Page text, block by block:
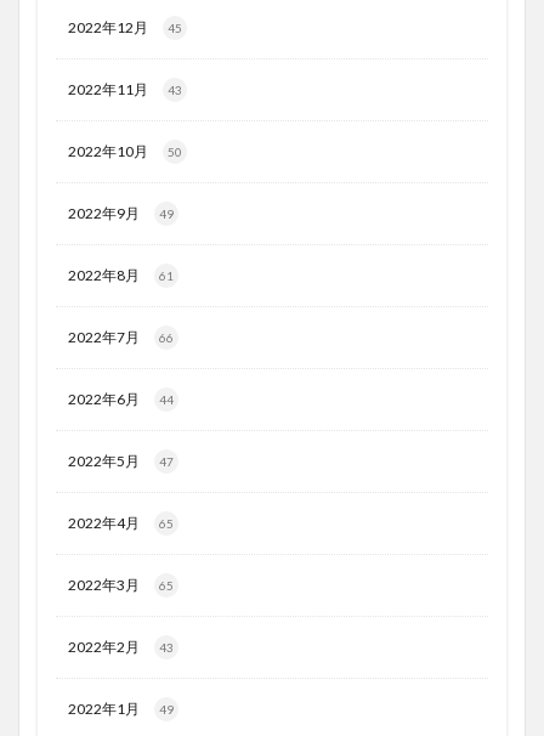
2022年12月 45
2022年11月 43
2022年10月 50
2022年9月 49
2022年8月 61
2022年7月 66
2022年6月 44
2022年5月 47
2022年4月 65
2022年3月 65
2022年2月 43
2022年1月 49